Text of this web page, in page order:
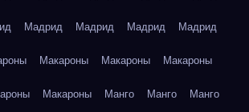
Мадрид Мадрид Мадрид Мадрид
Макароны Макароны Макароны
Макароны Манго Манго Манго